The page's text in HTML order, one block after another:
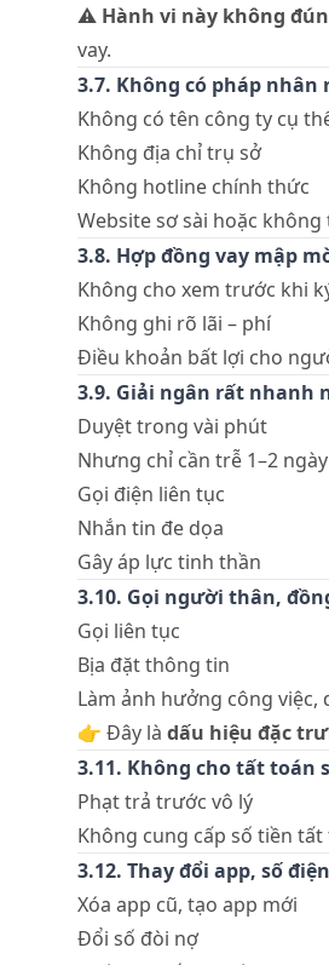
⚠️ Hành vi này không
vay.
3.7. Không có pháp nhân
Không có tên công ty cụ
Không địa chỉ trụ sở
Không hotline chính thức
Website sơ sài hoặc không
3.8. Hợp đồng vay mập
Không cho xem trước khi
Không ghi rõ lãi – phí
Điều khoản bất lợi cho
3.9. Giải ngân rất nhanh
Duyệt trong vài phút
Nhưng chỉ cần trễ 1–2
Gọi điện liên tục
Nhắn tin đe dọa
Gây áp lực tinh thần
3.10. Gọi người thân,
Gọi liên tục
Bịa đặt thông tin
Làm ảnh hưởng công việc,
👉 Đây là dấu hiệu đặc
3.11. Không cho tất toán
Phạt trả trước vô lý
Không cung cấp số tiền
3.12. Thay đổi app, số
Xóa app cũ, tạo app mới
Đổi số đòi nợ